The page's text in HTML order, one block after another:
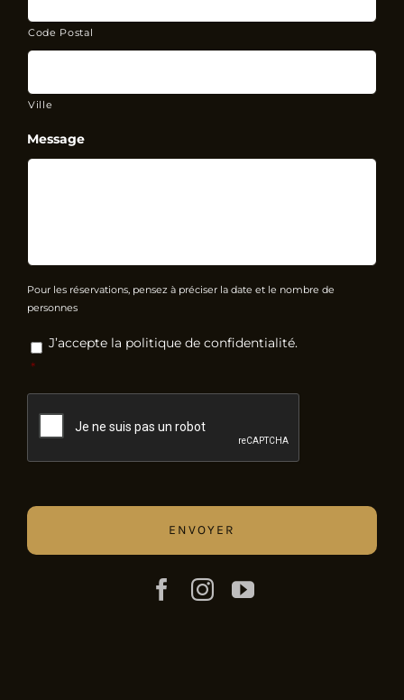
Code Postal
Ville
Message
Pour les réservations, pensez à préciser la date et le nombre de
personnes
RGPD *
J’accepte la politique de confidentialité.
*